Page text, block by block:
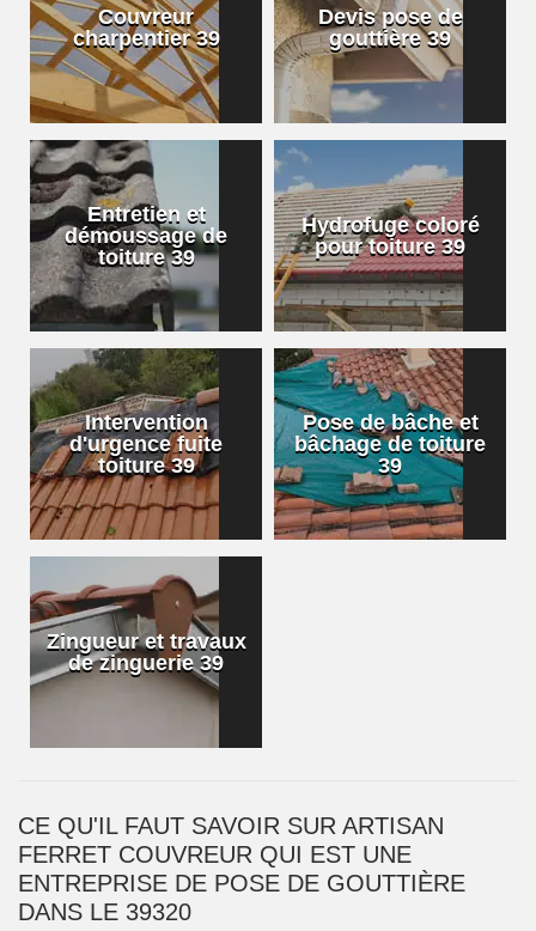
Couvreur
charpentier 39
Devis pose de
gouttière 39
Entretien et
démoussage de
toiture 39
Hydrofuge coloré
pour toiture 39
Intervention
d'urgence fuite
toiture 39
Pose de bâche et
bâchage de toiture
39
Zingueur et travaux
de zinguerie 39
CE QU'IL FAUT SAVOIR SUR ARTISAN
FERRET COUVREUR QUI EST UNE
ENTREPRISE DE POSE DE GOUTTIÈRE
DANS LE 39320